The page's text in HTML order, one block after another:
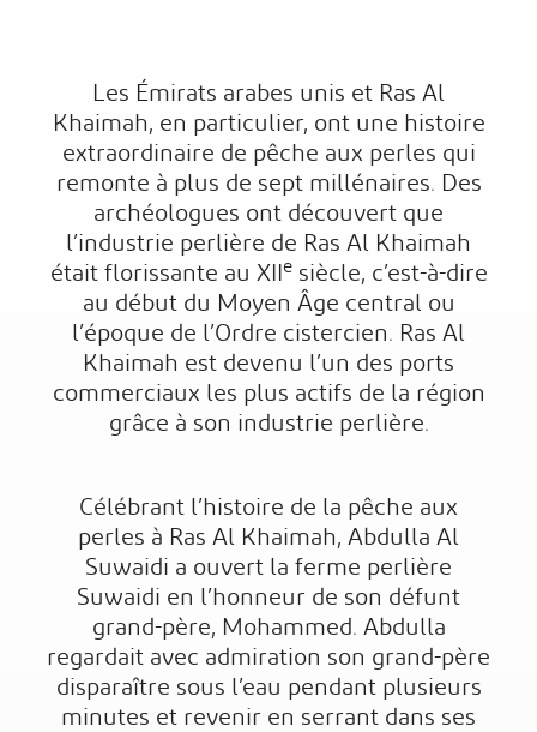
Les Émirats arabes unis et Ras Al
Khaimah, en particulier, ont une histoire
extraordinaire de pêche aux perles qui
remonte à plus de sept millénaires. Des
archéologues ont découvert que
l’industrie perlière de Ras Al Khaimah
était florissante au XIIesiècle, c’est-à-dire
au début du Moyen Âge central ou
l’époque de l’Ordre cistercien. Ras Al
Khaimah est devenu l’un des ports
commerciaux les plus actifs de la région
grâce à son industrie perlière.
Célébrant l’histoire de la pêche aux
perles à Ras Al Khaimah, Abdulla Al
Suwaidi a ouvert la ferme perlière
Suwaidi en l’honneur de son défunt
grand-père, Mohammed. Abdulla
regardait avec admiration son grand-père
disparaître sous l’eau pendant plusieurs
minutes et revenir en serrant dans ses